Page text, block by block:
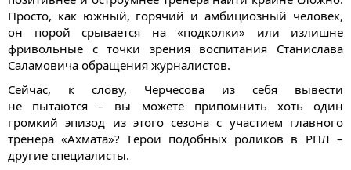
Просто, как южный, горячий и амбициозный человек,
он порой срывается на «подколки» или излишне
фривольные с точки зрения воспитания Станислава
Саламовича обращения журналистов.
Сейчас, к слову, Черчесова из себя вывести
не пытаются – вы можете припомнить хоть один
громкий эпизод из этого сезона с участием главного
тренера «Ахмата»? Герои подобных роликов в РПЛ –
другие специалисты.